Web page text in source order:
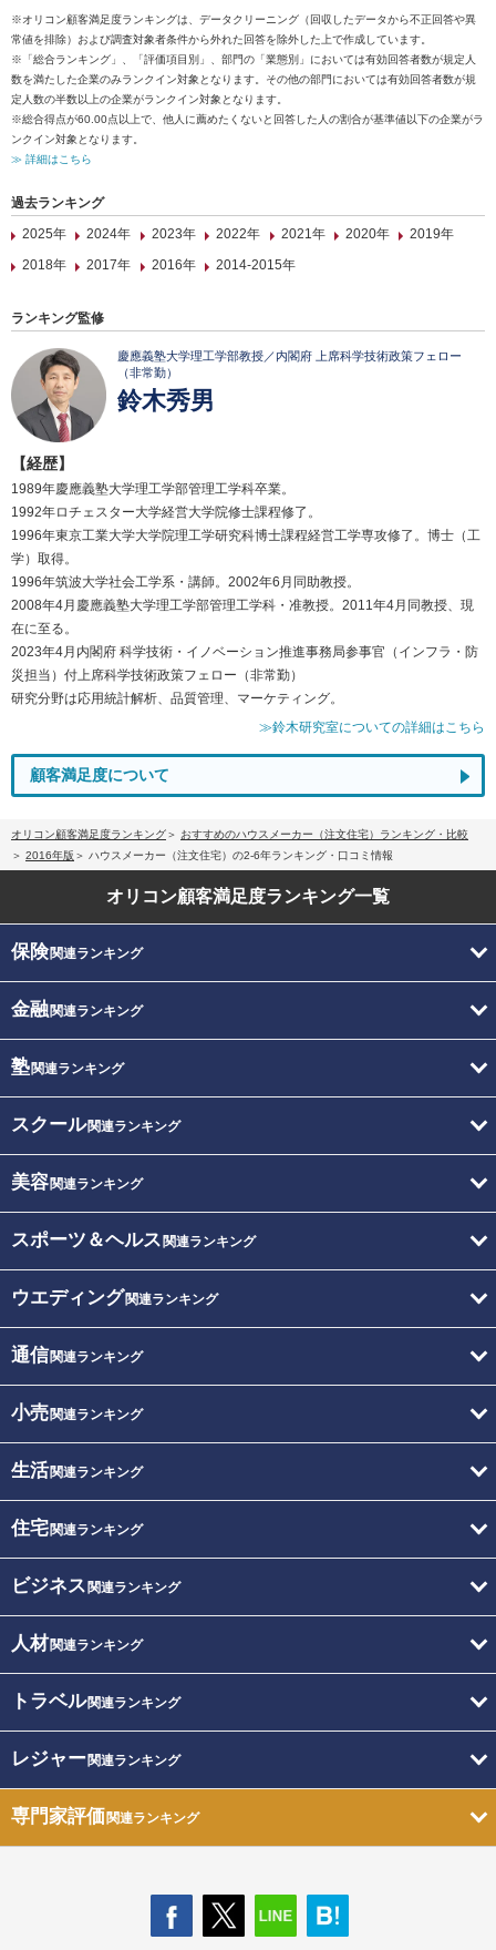
※オリコン顧客満足度ランキングは、データクリーニング（回収したデータから不正回答や異
常値を排除）および調査対象者条件から外れた回答を除外した上で作成しています。
※「総合ランキング」、「評価項目別」、部門の「業態別」においては有効回答者数が規定人
数を満たした企業のみランクイン対象となります。その他の部門においては有効回答者数が規
定人数の半数以上の企業がランクイン対象となります。
※総合得点が60.00点以上で、他人に薦めたくないと回答した人の割合が基準値以下の企業がラ
ンクイン対象となります。
≫ 詳細はこちら
過去ランキング
2025年
2024年 2023年 2022年 2021年 2020年
2019年
2018年
2017年 2016年 2014-2015年
ランキング監修
慶應義塾大学理工学部教授／内閣府 上席科学技術政策フェロー
（非常勤）
鈴木秀男
【経歴】
1989年慶應義塾大学理工学部管理工学科卒業。
1992年ロチェスター大学経営大学院修士課程修了。
1996年東京工業大学大学院理工学研究科博士課程経営工学専攻修了。博士（工
学）取得。
1996年筑波大学社会工学系・講師。2002年6月同助教授。
2008年4月慶應義塾大学理工学部管理工学科・准教授。2011年4月同教授、現
在に至る。
2023年4月内閣府 科学技術・イノベーション推進事務局参事官（インフラ・防
災担当）付上席科学技術政策フェロー（非常勤）
研究分野は応用統計解析、品質管理、マーケティング。
≫鈴木研究室についての詳細はこちら
顧客満足度について
オリコン顧客満足度ランキング
おすすめのハウスメーカー（注文住宅）ランキング・比較
2016年版
ハウスメーカー（注文住宅）の2-6年ランキング・口コミ情報
オリコン顧客満足度ランキング一覧
保険関連ランキング
金融関連ランキング
塾関連ランキング
スクール関連ランキング
美容関連ランキング
スポーツ＆ヘルス 関連ランキング
ウエディング関連ランキング
通信関連ランキング
小売関連ランキング
生活関連ランキング
住宅関連ランキング
ビジネス 関連ランキング
人材関連ランキング
トラベル関連ランキング
レジャー関連ランキング
専門家評価関連ランキング